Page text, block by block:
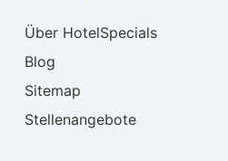
Über HotelSpecials
Blog
Sitemap
Stellenangebote